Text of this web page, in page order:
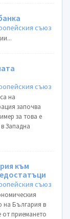
съюз
съюз
на
започва
за това е
Западна
към
съюз
на България в
от приемането